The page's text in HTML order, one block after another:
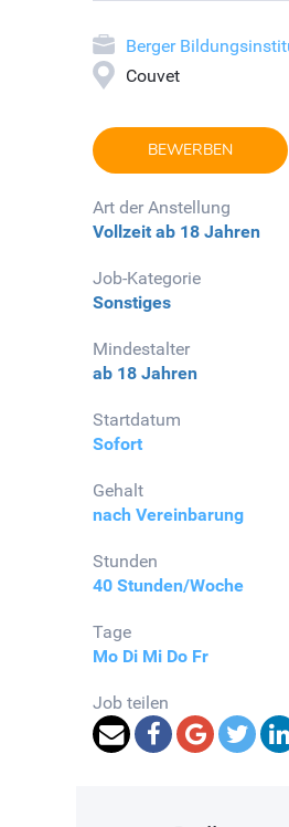
Berger
Couvet
BEWERBEN
Art der Anstellung
Vollzeit ab 18 Jahren
Job-Kategorie
Sonstiges
Mindestalter
ab 18 Jahren
Startdatum
Sofort
Gehalt
nach Vereinbarung
Stunden
40 Stunden/Woche
Tage
Mo Di Mi Do Fr
Job teilen